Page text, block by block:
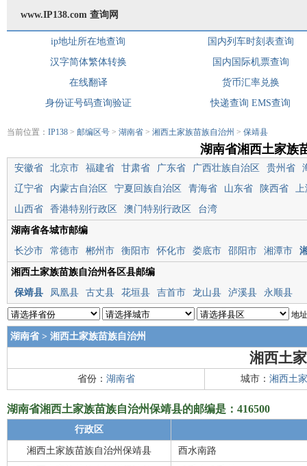
www.IP138.com 查询网
ip地址所在地查询
国内列车时刻表查询
汉字简体繁体转换
国内国际机票查询
在线翻译
货币汇率兑换
身份证号码查询验证
快递查询 EMS查询
当前位置： IP138 > 邮编区号 > 湖南省 > 湘西土家族苗族自治州 > 保靖县
湖南省湘西土家族
安徽省 北京市 福建省 甘肃省 广东省 广西壮族自治区 贵州省
辽宁省
内蒙古自治区 宁夏回族自治区 青海省 山东省 陕西省
上
山西省
香港特别行政区 澳门特别行政区 台湾
湖南省各城市邮编
长沙市
常德市 郴州市 衡阳市 怀化市 娄底市 邵阳市 湘潭市
湘西土家族苗族自治州各区县邮编
保靖县
凤凰县 古丈县 花垣县 吉首市 龙山县 泸溪县 永顺县
地
湖南省> 湘西土家族苗族自治州
湘西土
省份： 湖南省 城市： 湘西土
湖南省湘西土家族苗族自治州保靖县的邮编是：416500
行政区
湘西土家族苗族自治州保靖县 酉水南路